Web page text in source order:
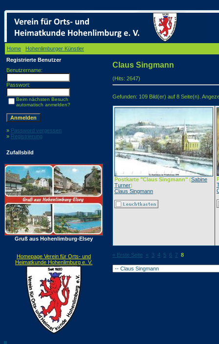
Home Hohenlimburger Künstler
Registrierte Benutzer
Benutzername:
Passwort:
Beim nächsten Besuch
automatisch anmelden?
» Password vergessen
» Registrierung
Zufallsbild
Gruß aus Hohenlimburg-Elsey
Homepage Verein für Orts- und
Heimatkunde Hohenlimburg e. V.
Claus Singmann
(Hits: 2647)
Gefunden: 109 Bild(er) auf 8 Seite(n).
Postkarte "Claus Singmann" (Sabine
Turner)
Claus Singmann
« Erste Seite « 3 4 5 6 7 8